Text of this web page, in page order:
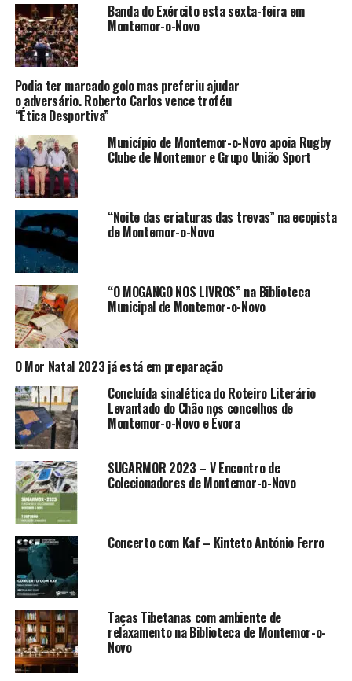
Banda do Exército esta sexta-feira em
Montemor-o-Novo
Podia ter marcado golo mas preferiu ajudar
o adversário. Roberto Carlos vence troféu
“Ética Desportiva”
Município de Montemor-o-Novo apoia Rugby
Clube de Montemor e Grupo União Sport
“Noite das criaturas das trevas” na ecopista
de Montemor-o-Novo
“O MOGANGO NOS LIVROS” na Biblioteca
Municipal de Montemor-o-Novo
O Mor Natal 2023 já está em preparação
Concluída sinalética do Roteiro Literário
Levantado do Chão nos concelhos de
Montemor-o-Novo e Évora
SUGARMOR 2023 – V Encontro de
Colecionadores de Montemor-o-Novo
Concerto com Kaf – Kinteto António Ferro
Taças Tibetanas com ambiente de
relaxamento na Biblioteca de Montemor-o-
Novo